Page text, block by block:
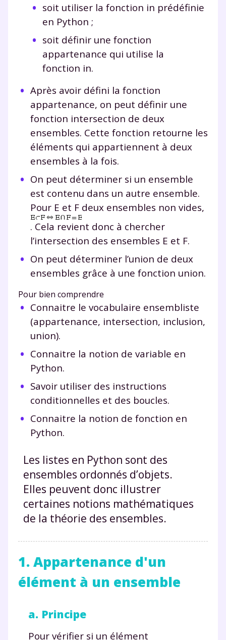
soit utiliser la fonction in prédéfinie
en Python ;
soit définir une fonction
appartenance qui utilise la
fonction in.
Après avoir défini la fonction
appartenance, on peut définir une
fonction intersection de deux
ensembles. Cette fonction retourne les
éléments qui appartiennent à deux
ensembles à la fois.
On peut déterminer si un ensemble
est contenu dans un autre ensemble.
Pour E et F deux ensembles non vides,
. Cela revient donc à chercher
l’intersection des ensembles E et F.
On peut déterminer l’union de deux
ensembles grâce à une fonction union.
Pour bien comprendre
Connaitre le vocabulaire ensembliste
(appartenance, intersection, inclusion,
union).
Connaitre la notion de variable en
Python.
Savoir utiliser des instructions
conditionnelles et des boucles.
Connaitre la notion de fonction en
Python.
Les listes en Python sont des
ensembles ordonnés d’objets.
Elles peuvent donc illustrer
certaines notions mathématiques
de la théorie des ensembles.
1. Appartenance d'un
élément à un ensemble
a. Principe
Pour vérifier si un élément